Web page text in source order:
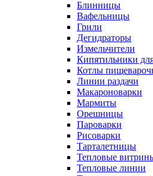
Блинницы
Вафельницы
Грили
Дегидраторы
Измельчители
Кипятильники
Котлы
Линии раздачи
Макароноварки
Мармиты
Орешницы
Пароварки
Рисоварки
Тарталетницы
Тепловые
Тепловые линии